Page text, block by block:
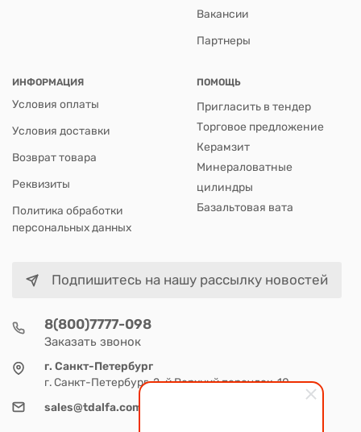
Вакансии
Партнеры
ИНФОРМАЦИЯ
Условия оплаты
Условия доставки
Возврат товара
Реквизиты
Политика обработки
персональных данных
ПОМОЩЬ
Пригласить в тендер
Торговое предложение
Керамзит
Минераловатные
цилиндры
Базальтовая вата
Подпишитесь на нашу рассылку новостей
8(800)7777-098
Заказать звонок
г. Санкт-Петербург
г. Санкт-Петербург, 2-й Верхний переулок, 10
sales@tdalfa.com